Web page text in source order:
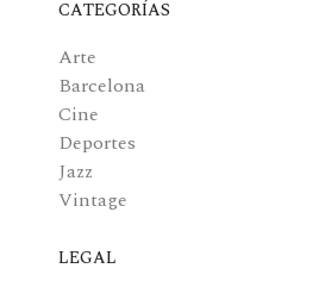
CATEGORÍAS
Arte
Barcelona
Cine
Deportes
Jazz
Vintage
LEGAL